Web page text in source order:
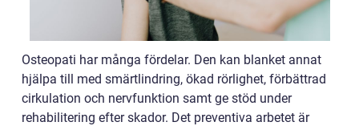
Osteopati har många fördelar. Den kan blanket annat
hjälpa till med smärtlindring, ökad rörlighet, förbättrad
cirkulation och nervfunktion samt ge stöd under
rehabilitering efter skador. Det preventiva arbetet är